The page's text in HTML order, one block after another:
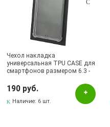
Чехол накладка
универсальная TPU CASE для
смартфонов размером 6.3 -
прозрачный.
190 руб.
Наличие: 6 шт.